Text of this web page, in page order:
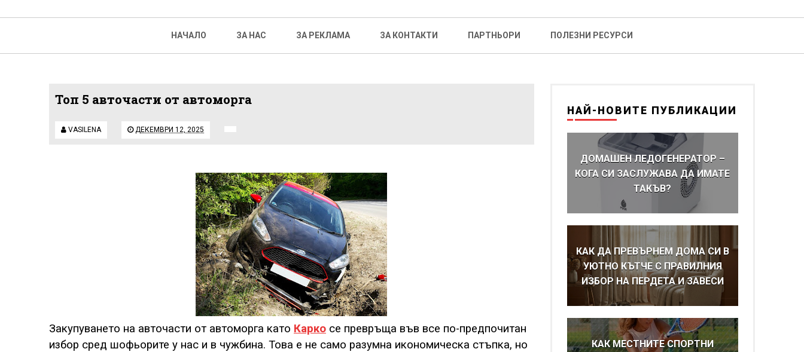
НАЧАЛО ЗА НАС ЗА РЕКЛАМА ЗА КОНТАКТИ ПАРТНЬОРИ ПОЛЕЗНИ РЕСУРСИ
Топ 5 авточасти от автоморга
VASILENA ДЕКЕМВРИ 12, 2025
Закупуването на авточасти от автоморга като Карко се превръща във все по-предпочитан
избор сред шофьорите у нас и в чужбина. Това е не само разумна икономическа стъпка, но
НАЙ-НОВИТЕ ПУБЛИКАЦИИ
ДОМАШЕН ЛЕДОГЕНЕРАТОР –
КОГА СИ ЗАСЛУЖАВА ДА ИМАТЕ
ТАКЪВ?
КАК ДА ПРЕВЪРНЕМ ДОМА СИ В
УЮТНО КЪТЧЕ С ПРАВИЛНИЯ
ИЗБОР НА ПЕРДЕТА И ЗАВЕСИ
КАК МЕСТНИТЕ СПОРТНИ